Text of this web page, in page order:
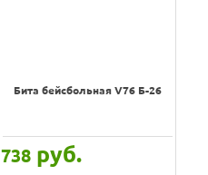
Бита бейсбольная V76 Б-26
738 руб.